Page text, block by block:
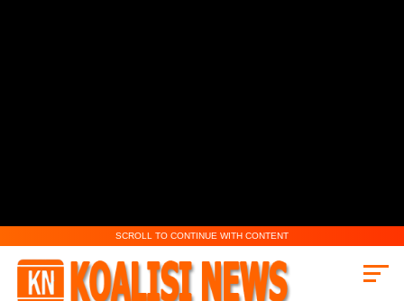
SCROLL TO CONTINUE WITH CONTENT